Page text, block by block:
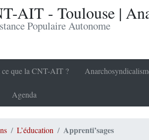
AIT - Toulouse |
Populaire Autonome
ce que la CNT-AIT ?
Agenda
L’éducation Apprenti’sages